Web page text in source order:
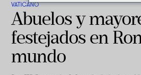
VATICANO
Abuelos y
festejados en
mundo